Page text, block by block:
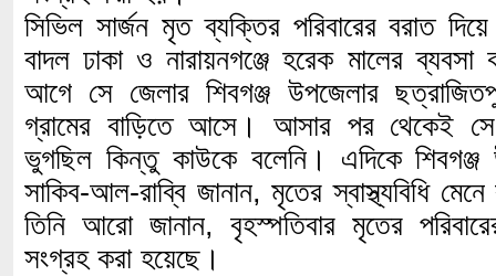
সিভিল সার্জন মৃত ব্যক্তির পরিবারের বরাত
বাদল ঢাকা ও নারায়নগঞ্জে হরেক মালের
আগে সে জেলার শিবগঞ্জ উপজেলার
গ্রামের বাড়িতে আসে। আসার পর থেকেই
ভুগছিল কিন্তু কাউকে বলেনি। এদিকে শিবগঞ্জ
সাকিব-আল-রাব্বি জানান, মৃতের স্বাস্থ্যবিধি
তিনি আরো জানান, বৃহস্পতিবার মৃতের
সংগ্রহ করা হয়েছে।